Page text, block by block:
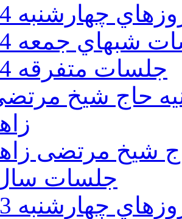
چهارشنبه 94
شبهاي جمعه 94
جلسات متفرقه 94
دوم 94 - حسينيه حاج شيخ
جلسات سال
چهارشنبه 93